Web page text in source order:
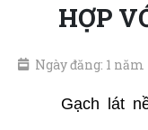
HỢP
Ngày đăng: 1 năm
Gạch lát